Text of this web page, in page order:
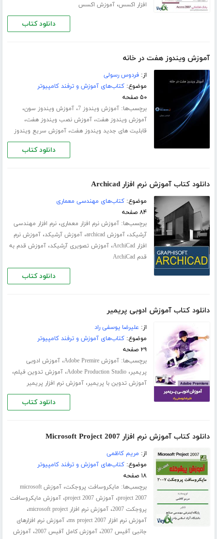
افزار اکسس،آموزش اکسس
دانلود کتاب
آموزش ویندوز هفت در خانه
از:فردوس رسولی
موضوع:کتاب‌های آموزش و ترفند کامپیوتر
۵۰ صفحه
برچسب‌ها:آموزش ویندوز 7 ،آموزش ویندوز سون،
آموزش ویندوز هفت،آموزش نصب ویندوز هفت،
قابلیت های جدید ویندوز هفت،آموزش سریع ویندوز
دانلود کتاب
دانلود کتاب آموزش نرم افزار Archicad
موضوع:کتاب‌های مهندسی معماری
۸۴ صفحه
برچسب‌ها:آموزش نرم افزار معماری،نرم افزار مهندسی
آرشیکد،آموزش archicad ،آموزش آرشیکد،آموزش نرم
افزار ArchiCad
،آموزش تصویری آرشیکد،آموزش قدم به
قدم ArchiCad
دانلود کتاب
دانلود کتاب آموزش ادوبی پریمیر
از: علیرضا یوسفی راد
موضوع:کتاب‌های آموزش و ترفند کامپیوتر
۲۹ صفحه
برچسب‌ها:آموزش Adobe Premire ،آموزش ادوبی
پریمیر،Adobe Production Studio،آموزش تدوین فیلم،
آموزش تدوین با پریمیر،آموزش نرم افزار پریمیر
دانلود کتاب
دانلود کتاب آموزش نرم افزار Microsoft Project 2007
از: مریم کاظمی
موضوع:کتاب‌های آموزش و ترفند کامپیوتر
۱۸ صفحه
برچسب‌ها: مایکروسافت پروجکت،
آموزش microsoft
project 2007،آموزش project 2007 ،آموزش مایکروسافت
پروجکت 2007
،آموزش نرم افزار microsoft project ،
آموزش نرم افزار ms project 2007 ،آموزش نرم افزارهای
جانبی آفیس 2007
،آموزش کامل آفیس 2007 ،آموزش